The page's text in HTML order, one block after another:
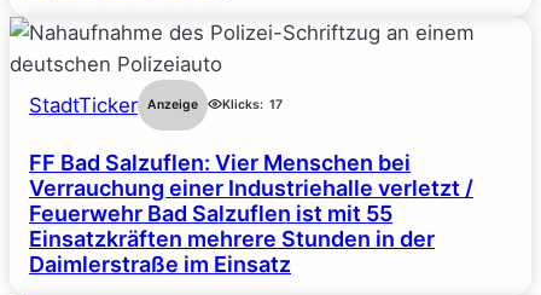
StadtTicker Anzeige Klicks: 17
FF Bad Salzuflen: Vier Menschen bei
Verrauchung einer Industriehalle verletzt /
Feuerwehr Bad Salzuflen ist mit 55
Einsatzkräften mehrere Stunden in der
Daimlerstraße im Einsatz